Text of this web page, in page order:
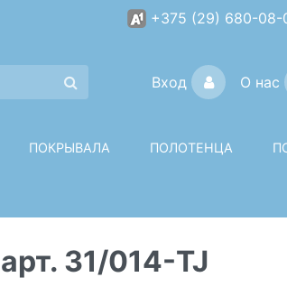
+375 (29) 680-08-
Вход О нас
ПОКРЫВАЛА ПОЛОТЕНЦА
31/014-TJ